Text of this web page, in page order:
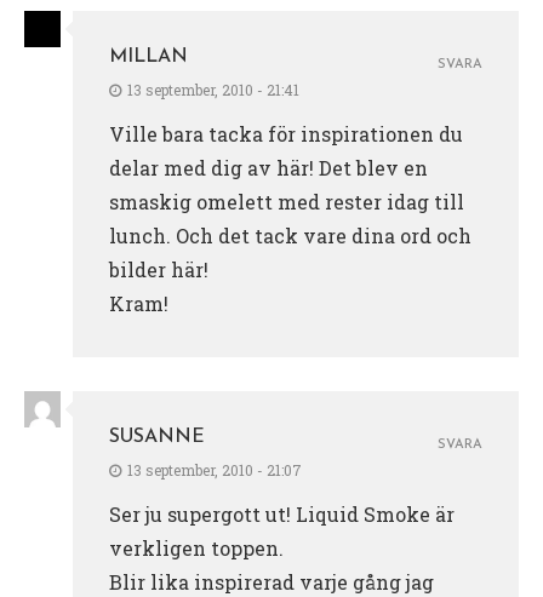
MILLAN
13 september, 2010 - 21:41
Ville bara tacka för inspirationen du
delar med dig av här! Det blev en
smaskig omelett med rester idag till
lunch. Och det tack vare dina ord och
bilder här!
Kram!
SVARA
SUSANNE
13 september, 2010 - 21:07
Ser ju supergott ut! Liquid Smoke är
verkligen toppen.
Blir lika inspirerad varje gång jag
SVARA